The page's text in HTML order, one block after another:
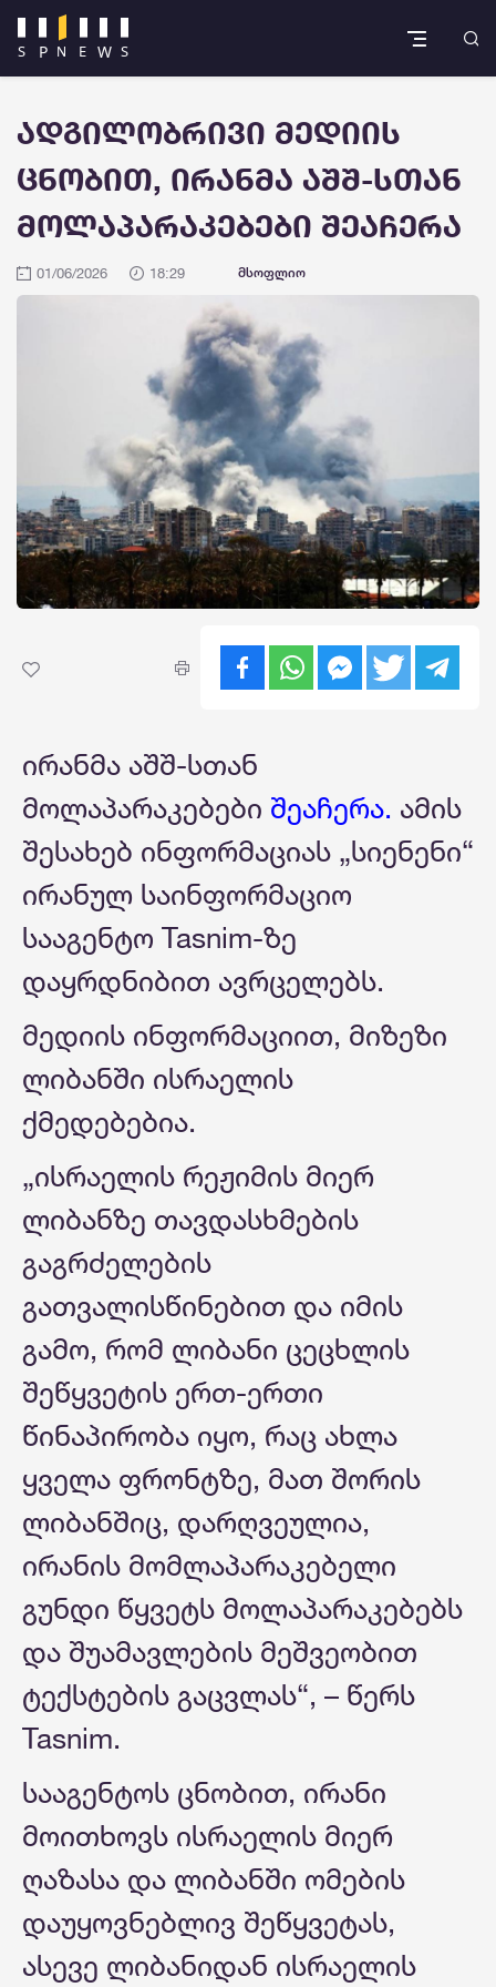
ადგილობრივი მედიის
ცნობით, ირანმა აშშ-სთან
მოლაპარაკებები შეაჩერა
01/06/2026 18:29 მსოფლიო
ირანმა აშშ-სთან
მოლაპარაკებები შეაჩერა. ამის
შესახებ ინფორმაციას „სიენენი“
ირანულ საინფორმაციო
სააგენტო Tasnim-ზე
დაყრდნიბით ავრცელებს.
მედიის ინფორმაციით, მიზეზი
ლიბანში ისრაელის
ქმედებებია.
„ისრაელის რეჟიმის მიერ
ლიბანზე თავდასხმების
გაგრძელების
გათვალისწინებით და იმის
გამო, რომ ლიბანი ცეცხლის
შეწყვეტის ერთ-ერთი
წინაპირობა იყო, რაც ახლა
ყველა ფრონტზე, მათ შორის
ლიბანშიც, დარღვეულია,
ირანის მომლაპარაკებელი
გუნდი წყვეტს მოლაპარაკებებს
და შუამავლების მეშვეობით
ტექსტების გაცვლას“, – წერს
Tasnim.
სააგენტოს ცნობით, ირანი
მოითხოვს ისრაელის მიერ
ღაზასა და ლიბანში ომების
დაუყოვნებლივ შეწყვეტას,
ასევე ლიბანიდან ისრაელის